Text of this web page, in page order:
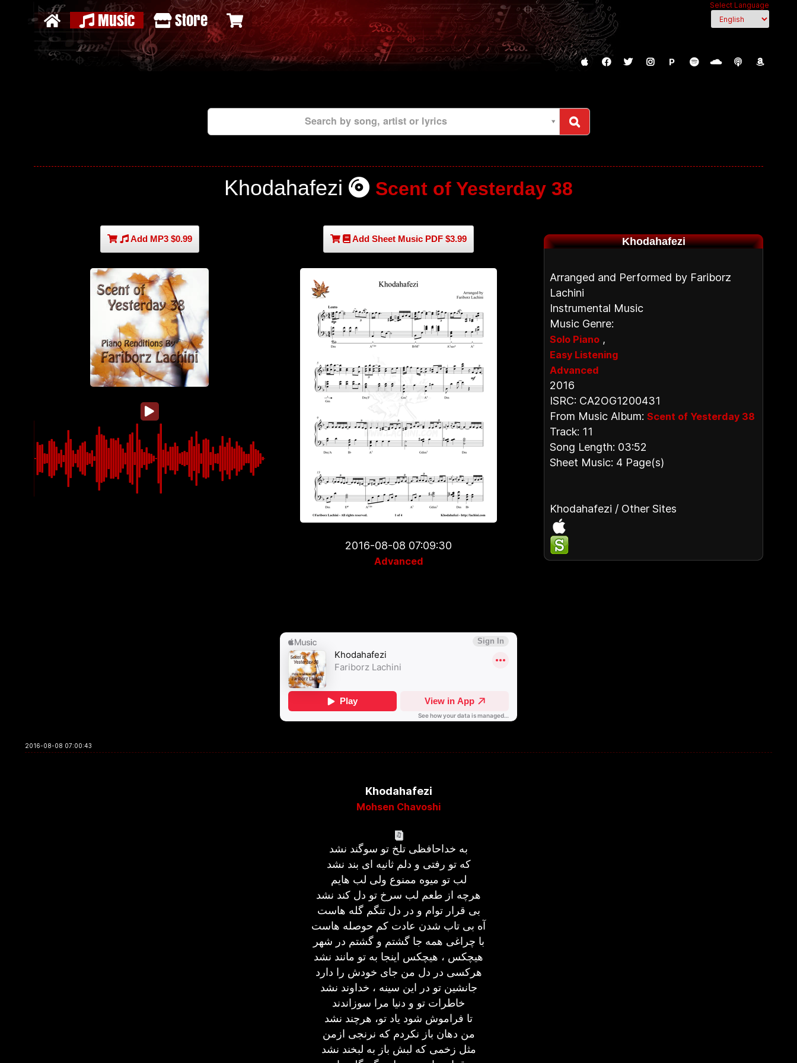
Select Language
Music Store
P
Search by song, artist or lyrics
Khodahafezi Scent of Yesterday 38
Add MP3 $0.99 Add Sheet Music PDF $3.99
2016-08-08 07:09:30
Advanced
Khodahafezi
Arranged and Performed by Fariborz
Lachini
Instrumental Music
Music Genre:
Solo Piano ,
Easy Listening
Advanced
2016
ISRC: CA2OG1200431
From Music Album: Scent of Yesterday 38
Track: 11
Song Length: 03:52
Sheet Music: 4 Page(s)
Khodahafezi / Other Sites
2016-08-08 07:00:43
Khodahafezi
Mohsen Chavoshi
به خداحافظی تلخ تو سوگند نشد
که تو رفتی و دلم ثانیه ای بند نشد
لب تو میوه ممنوع ولی لب هایم
هرچه از طعم لب سرخ تو دل کند نشد
بی قرار توام و در دل تنگم گله هاست
آه بی تاب شدن عادت کم حوصله هاست
با چراغی همه جا گشتم و گشتم در شهر
هیچکس ، هیچکس اینجا به تو مانند نشد
هرکسی در دل من جای خودش را دارد
جانشین تو در این سینه ، خداوند نشد
خاطرات تو و دنیا مرا سوزاندند
تا فراموش شود یاد تو، هرچند نشد
من دهان باز نکردم که نرنجی ازمن
مثل زخمی که لبش باز به لبخند نشد